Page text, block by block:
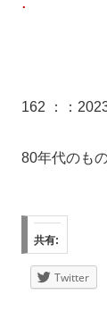
162 ： ：
80年代のも
共有:
Twitter